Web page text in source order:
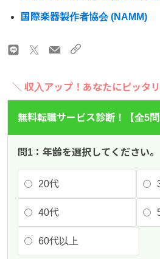
国際楽器製作者協会 (NAMM)
＼ 収入アップ！あなたにピッタ
無料転職サービス診断！【全5問
問1：年齢を選択してください。
20代
40代
60代以上